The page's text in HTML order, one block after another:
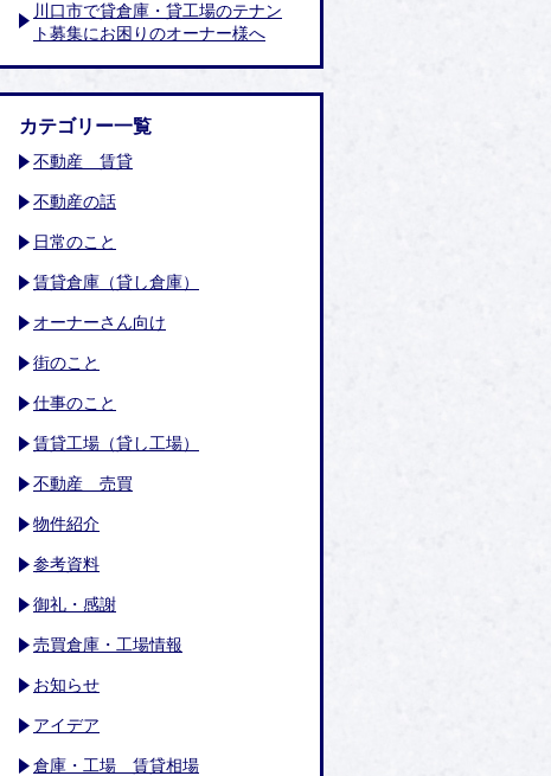
川口市で貸倉庫・貸工場のテナン
ト募集にお困りのオーナー様へ
カテゴリー一覧
不動産 賃貸
不動産の話
日常のこと
賃貸倉庫（貸し倉庫）
オーナーさん向け
街のこと
仕事のこと
賃貸工場（貸し工場）
不動産 売買
物件紹介
参考資料
御礼・感謝
売買倉庫・工場情報
お知らせ
アイデア
倉庫・工場 賃貸相場